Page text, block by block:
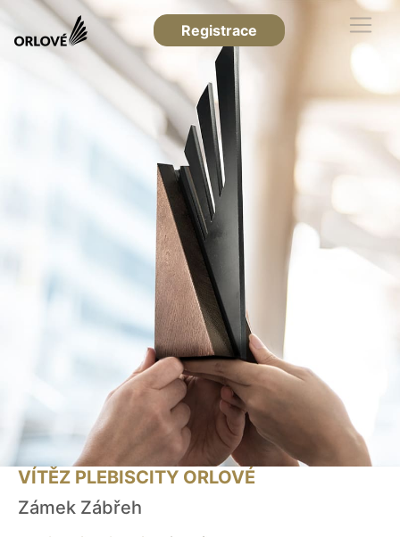
Registrace
VÍTĚZ PLEBISCITY ORLOVÉ
Zámek Zábřeh